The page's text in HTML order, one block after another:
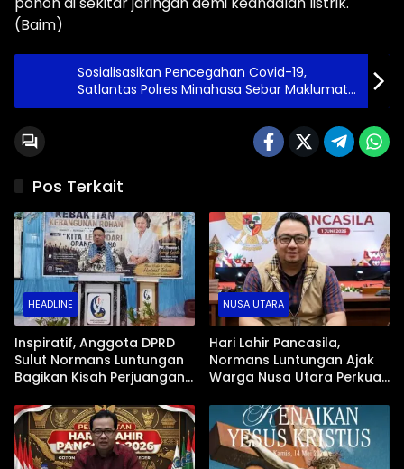
(Baim)
Sosialisasikan Pencegahan Covid-19,
Satlantas Polres Minahasa Sebar Maklumat
Kapolri
Pos Terkait
HEADLINE
Inspiratif, Anggota DPRD
Sulut Normans Luntungan
Bagikan Kisah Perjuangan
NUSA UTARA
Hari Lahir Pancasila,
Normans Luntungan Ajak
Warga Nusa Utara Perkuat
Perekonomian Daerah